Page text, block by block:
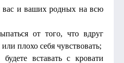
вас и ваших родных на всю
от того, что вдруг
плохо себя чувствовать;
вставать с кровати